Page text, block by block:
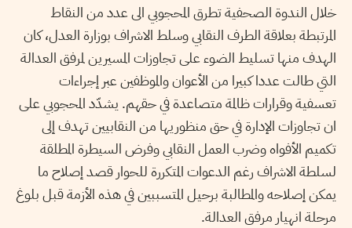
خلال الندوة الصحفية تطرق المحجوبي الى عدد من النقاط
المرتبطة بعلاقة الطرف النقابي وسلط الاشراف بوزارة العدل، كان
الهدف منها تسليط الضوء على تجاوزات المسيرين لمرفق العدالة
التي طالت عددا كبيرا من الأعوان والموظفين عبر إجراءات
تعسفية وقرارات ظالمة متصاعدة في حقهم. يشدّد المحجوبي على
ان تجاوزات الإدارة في حق منظوريها من النقابيين تهدف إلى
تكميم الأفواه وضرب العمل النقابي وفرض السيطرة المطلقة
لسلطة الاشراف رغم الدعوات المتكررة للحوار قصد إصلاح ما
يمكن إصلاحه والمطالبة برحيل المتسببين في هذه الأزمة قبل بلوغ
مرحلة انهيار مرفق العدالة.